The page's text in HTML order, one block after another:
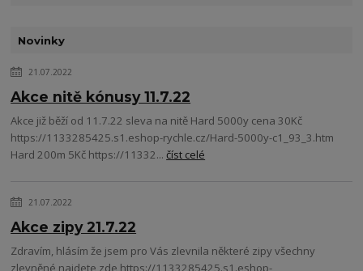
Novinky
21.07.2022
Akce nitě kónusy 11.7.22
Akce již běží od 11.7.22 sleva na nitě Hard 5000y cena 30Kč
https://1133285425.s1.eshop-rychle.cz/Hard-5000y-c1_93_3.htm
Hard 200m 5Kč https://11332...číst celé
21.07.2022
Akce zipy 21.7.22
Zdravím, hlásím že jsem pro Vás zlevnila některé zipy všechny
zlevněné najdete zde https://1133285425.s1.eshop-